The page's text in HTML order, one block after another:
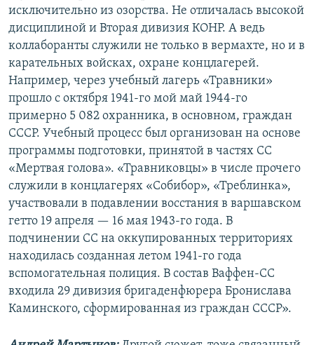
исключительно из озорства. Не отличалась высокой
дисциплиной и Вторая дивизия КОНР. А ведь
коллаборанты служили не только в вермахте, но и в
карательных войсках, охране концлагерей.
Например, через учебный лагерь «Травники»
прошло с октября 1941-го мой май 1944-го
примерно 5 082 охранника, в основном, граждан
СССР. Учебный процесс был организован на основе
программы подготовки, принятой в частях СС
«Мертвая голова». «Травниковцы» в числе прочего
служили в концлагерях «Собибор», «Треблинка»,
участвовали в подавлении восстания в варшавском
гетто 19 апреля — 16 мая 1943-го года. В
подчинении СС на оккупированных территориях
находилась созданная летом 1941-го года
вспомогательная полиция. В состав Ваффен-СС
входила 29 дивизия бригаденфюрера Бронислава
Каминского, сформированная из граждан СССР».